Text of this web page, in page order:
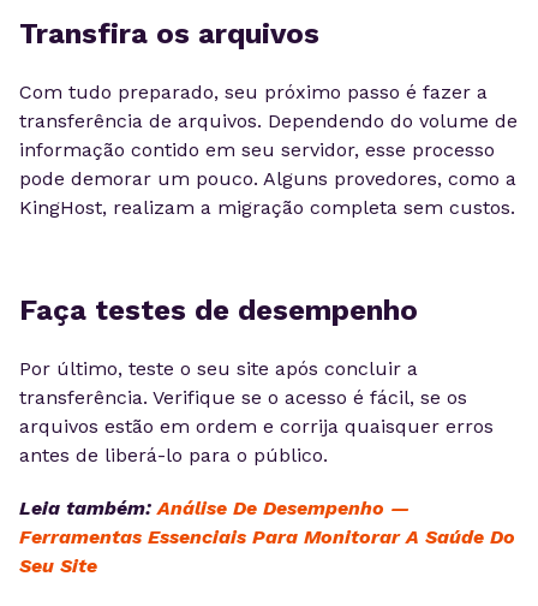
Transfira os arquivos
Com tudo preparado, seu próximo passo é fazer a
transferência de arquivos. Dependendo do volume de
informação contido em seu servidor, esse processo
pode demorar um pouco. Alguns provedores, como a
KingHost, realizam a migração completa sem custos.
Faça testes de desempenho
Por último, teste o seu site após concluir a
transferência. Verifique se o acesso é fácil, se os
arquivos estão em ordem e corrija quaisquer erros
antes de liberá-lo para o público.
Leia também:Análise De Desempenho —
Ferramentas Essenciais Para Monitorar A Saúde Do
Seu Site